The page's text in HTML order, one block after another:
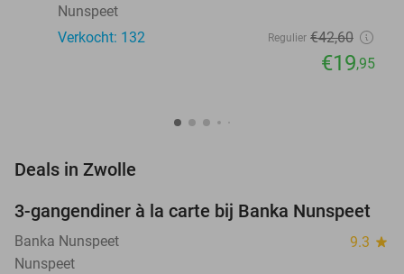
Nunspeet
Verkocht: 132
Regulier €42,60
€19,95
Deals in Zwolle
53%
3-gangendiner à la carte bij Banka Nunspeet
Banka Nunspeet 9.3 star
Nunspeet